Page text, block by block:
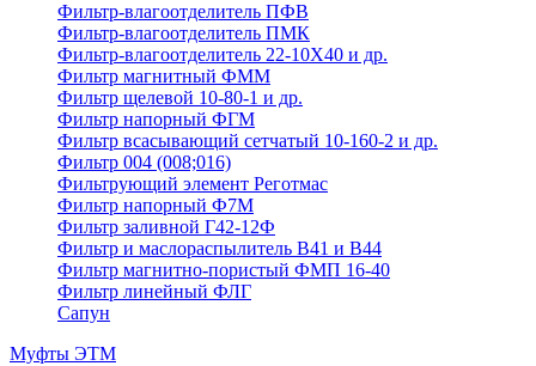
Фильтр-влагоотделитель ПФВ
Фильтр-влагоотделитель ПМК
Фильтр-влагоотделитель 22-10Х40 и др.
Фильтр магнитный ФММ
Фильтр щелевой 10-80-1 и др.
Фильтр напорный ФГМ
Фильтр всасывающий сетчатый 10-160-2 и др.
Фильтр 004 (008;016)
Фильтрующий элемент Реготмас
Фильтр напорный Ф7М
Фильтр заливной Г42-12Ф
Фильтр и маслораспылитель В41 и В44
Фильтр магнитно-пористый ФМП 16-40
Фильтр линейный ФЛГ
Сапун
Муфты ЭТМ